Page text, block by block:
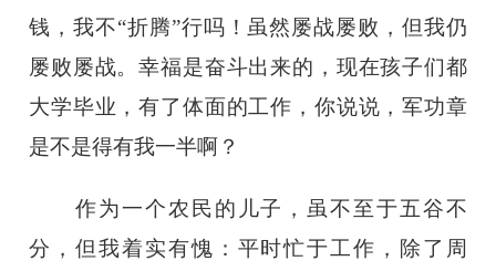
钱，我不“折腾”行吗！虽然屡战屡败，但我仍
屡败屡战。幸福是奋斗出来的，现在孩子们都
大学毕业，有了体面的工作，你说说，军功章
是不是得有我一半啊？
作为一个农民的儿子，虽不至于五谷不
分，但我着实有愧：平时忙于工作，除了周